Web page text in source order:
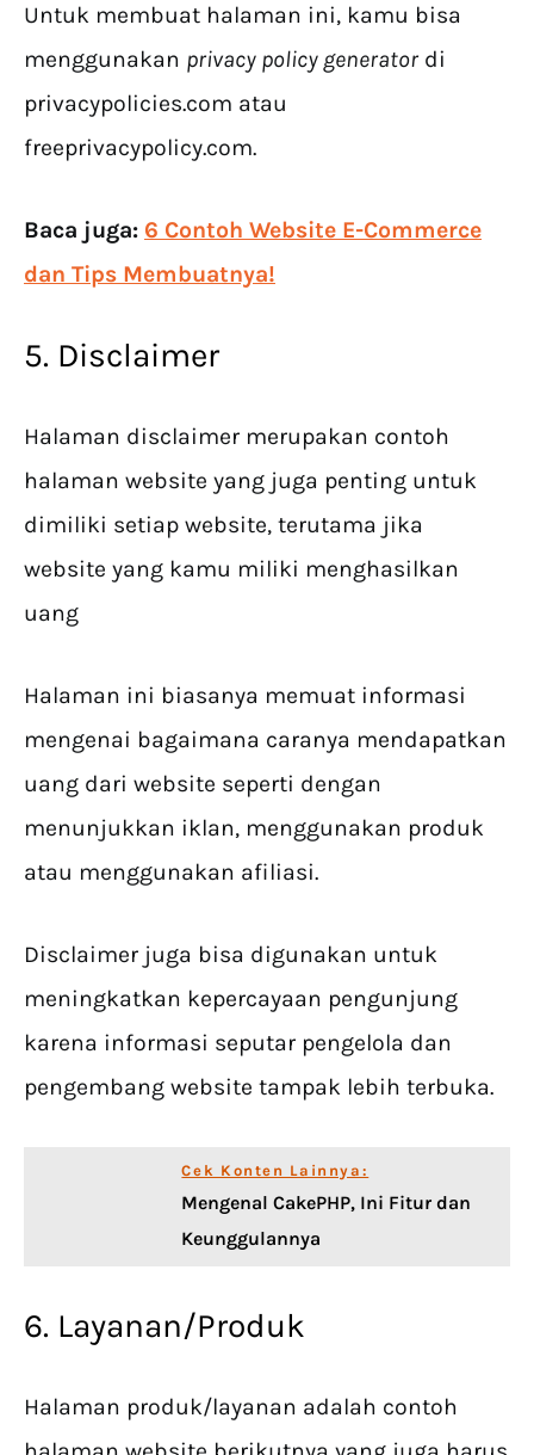
Untuk membuat halaman ini, kamu bisa
menggunakan privacy policy generator di
privacypolicies.com atau
freeprivacypolicy.com.
Baca juga: 6 Contoh Website E-Commerce
dan Tips Membuatnya!
5. Disclaimer
Halaman disclaimer merupakan contoh
halaman website yang juga penting untuk
dimiliki setiap website, terutama jika
website yang kamu miliki menghasilkan
uang
Halaman ini biasanya memuat informasi
mengenai bagaimana caranya mendapatkan
uang dari website seperti dengan
menunjukkan iklan, menggunakan produk
atau menggunakan afiliasi.
Disclaimer juga bisa digunakan untuk
meningkatkan kepercayaan pengunjung
karena informasi seputar pengelola dan
pengembang website tampak lebih terbuka.
Cek Konten Lainnya:
Mengenal CakePHP, Ini Fitur dan
Keunggulannya
6. Layanan/Produk
Halaman produk/layanan adalah contoh